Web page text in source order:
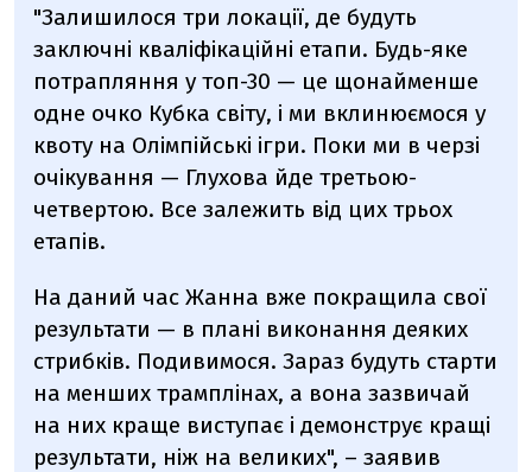
"Залишилося три локації, де будуть
заключні кваліфікаційні етапи. Будь-яке
потрапляння у топ-30 — це щонайменше
одне очко Кубка світу, і ми вклинюємося у
квоту на Олімпійські ігри. Поки ми в черзі
очікування — Глухова йде третьою-
четвертою. Все залежить від цих трьох
етапів.
На даний час Жанна вже покращила свої
результати — в плані виконання деяких
стрибків. Подивимося. Зараз будуть старти
на менших трамплінах, а вона зазвичай
на них краще виступає і демонструє кращі
результати, ніж на великих", – заявив